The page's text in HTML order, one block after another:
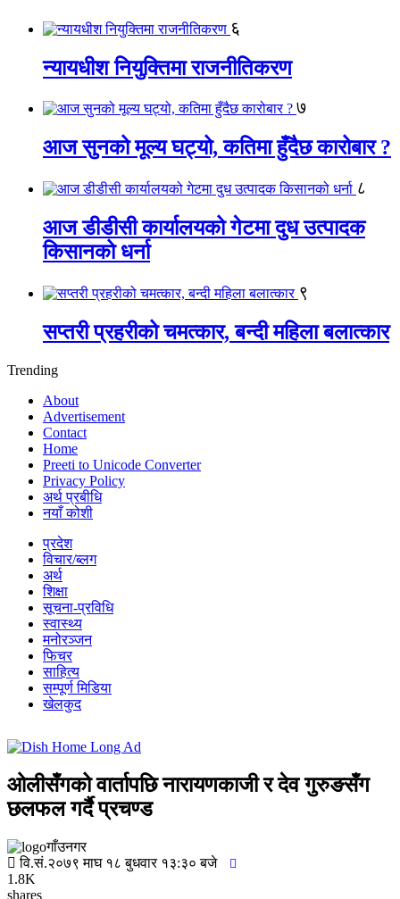
६
न्यायधीश नियुक्तिमा राजनीतिकरण
७
आज सुनको मूल्य घट्यो, कतिमा हुँदैछ कारोबार ?
८
आज डीडीसी कार्यालयको गेटमा दुध उत्पादक
किसानको धर्ना
९
सप्तरी प्रहरीको चमत्कार, बन्दी महिला बलात्कार
Trending
About
Advertisement
Contact
Home
Preeti to Unicode Converter
Privacy Policy
अर्थ प्रबीधि
नयाँ कोशी
प्रदेश
विचार/ब्लग
अर्थ
शिक्षा
सूचना-प्रविधि
स्वास्थ्य
मनोरञ्जन
फिचर
साहित्य
सम्पूर्ण मिडिया
खेलकुद
ओलीसँगको वार्तापछि नारायणकाजी र देव गुरुङसँग
छलफल गर्दै प्रचण्ड
गाँउनगर
वि.सं.२०७९ माघ १८ बुधवार १३:३० बजे
1.8K
shares